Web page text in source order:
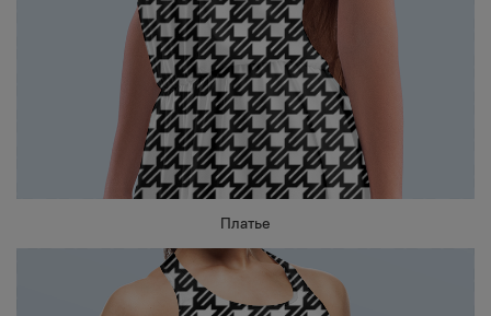
Платье